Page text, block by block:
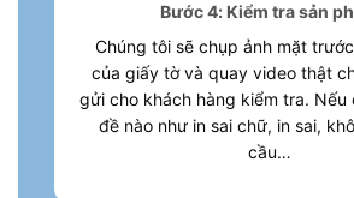
Bước 4: Kiểm tra sản
Chúng tôi sẽ chụp ảnh mặt
của giấy tờ và quay video thật
gửi cho khách hàng kiểm tra.
đề nào như in sai chữ, in sai,
cầu…